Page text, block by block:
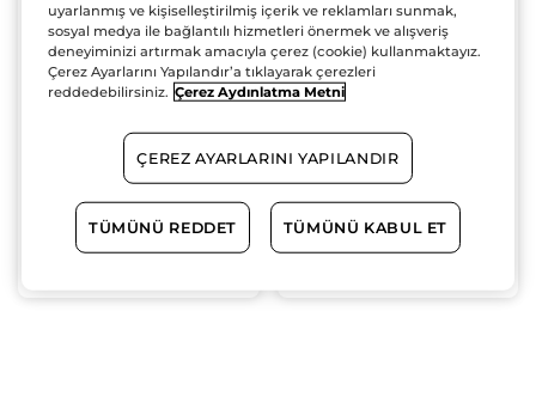
Selülit Karşıtı
Sıkılaştırıcı Krem
Tüp 200 ml
(44)
1399.90 TL
SEPETE EKLE
Sarkma Karşıtı Vücut
Losyonu/ Centella
Asiatica Özü
Tüp
200 ml
SEPETE EKLE
uyarlanmış ve kişiselleştirilmiş içerik ve reklamları sunmak,
sosyal medya ile bağlantılı hizmetleri önermek ve alışveriş
deneyiminizi artırmak amacıyla çerez (cookie) kullanmaktayız.
Çerez Ayarlarını Yapılandır’a tıklayarak çerezleri
reddedebilirsiniz. Çerez Aydınlatma Metni
ÇEREZ AYARLARINI YAPILANDIR
TÜMÜNÜ REDDET TÜMÜNÜ KABUL ET